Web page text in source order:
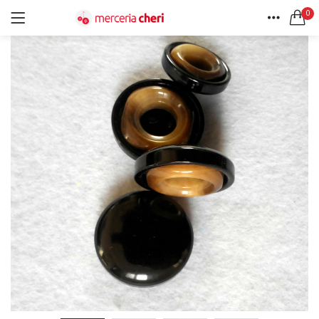
0
ACCOUNT
ACCEDI REGISTRATI
Ricordami
Password dimenticata?
CERCA IN:
Tutte le categorie
Accessori Design (56)
Accessori merceria (94)
Cesti portalavoro (8)
Aghi e spilli (24)
Applicazioni (26)
Borse (6)
Bottoni Vintage (204)
Lotti di Bottoni vintage (27)
Bottoni/alamari/automatici (46)
Alamari (5)
Calze collant donna (24)
Cappelli (16)